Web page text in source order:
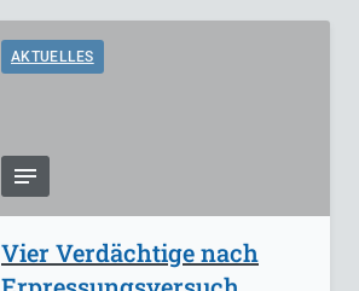
AKTUELLES
Vier Verdächtige nach